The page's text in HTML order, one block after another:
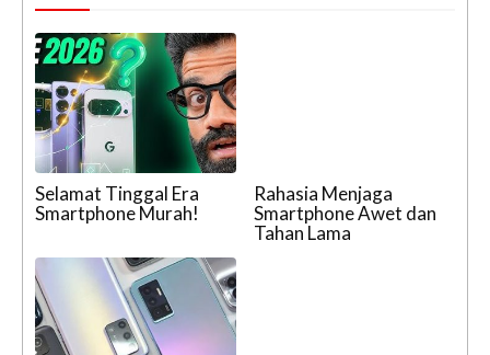
Selamat Tinggal Era
Smartphone Murah!
Rahasia Menjaga
Smartphone Awet dan
Tahan Lama